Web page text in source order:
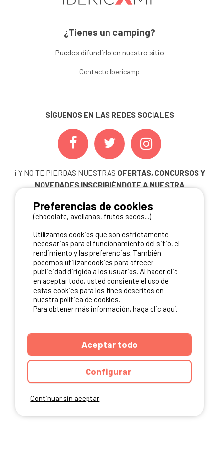
¿Tienes un camping?
Puedes difundirlo en nuestro sitio
Contacto Ibericamp
SÍGUENOS EN LAS REDES SOCIALES
¡ Y NO TE PIERDAS NUESTRAS OFERTAS, CONCURSOS Y
NOVEDADES INSCRIBIÉNDOTE A NUESTRA
ME INSCRIBO
NUESTROS PARTNERS
Continuar sin aceptar
Preferencias de cookies
(chocolate, avellanas, frutos secos...)
Utilizamos cookies que son estrictamente
necesarias para el funcionamiento del sitio, el
rendimiento y las preferencias. También
podemos utilizar cookies para ofrecer
publicidad dirigida a los usuarios. Al hacer clic
en aceptar todo, usted consiente el uso de
estas cookies para los fines descritos en
nuestra política de cookies.
Para obtener más información, haga clic aquí.
Aceptar todo
Configurar